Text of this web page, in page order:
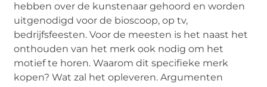
hebben over de kunstenaar gehoord en worden
uitgenodigd voor de bioscoop, op tv,
bedrijfsfeesten. Voor de meesten is het naast het
onthouden van het merk ook nodig om het
motief te horen. Waarom dit specifieke merk
kopen? Wat zal het opleveren. Argumenten